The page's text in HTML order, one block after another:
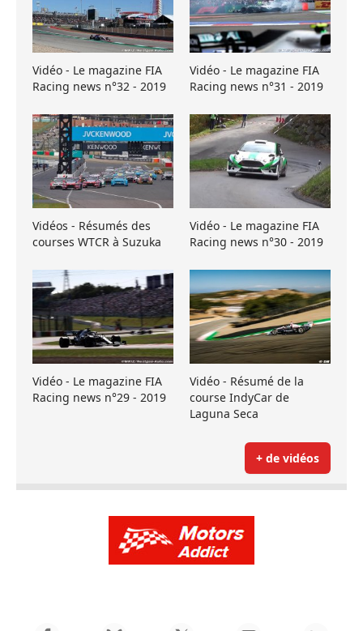
Vidéo - Le magazine FIA
Racing news n°32 - 2019
Vidéo - Le magazine FIA
Racing news n°31 - 2019
Vidéos - Résumés des
courses WTCR à Suzuka
Vidéo - Le magazine FIA
Racing news n°30 - 2019
Vidéo - Le magazine FIA
Racing news n°29 - 2019
Vidéo - Résumé de la
course IndyCar de
Laguna Seca
+ de vidéos